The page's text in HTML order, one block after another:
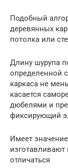
Подобный
деревянных
потолка или
Длину шурупа
определенной
каркаса не
касается
дюбелями и
фиксирующий
Имеет
изготавливают
отличаться